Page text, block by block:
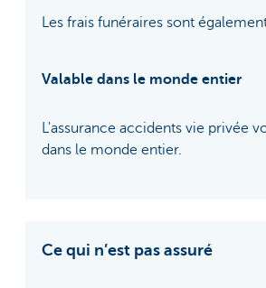
Les frais funéraires sont
Valable dans le monde entier
L'assurance accidents vie privée
dans le monde entier.
Ce qui n’est pas assuré